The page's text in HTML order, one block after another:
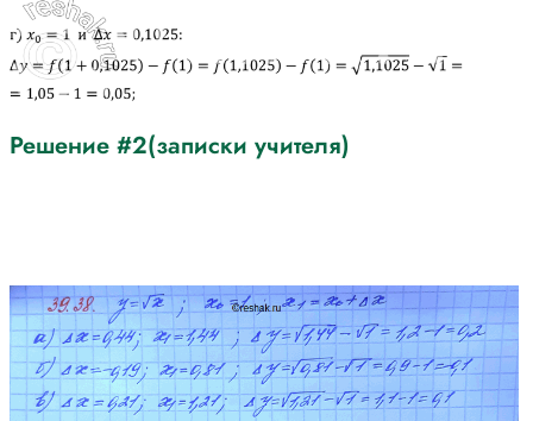
Решение #2(записки учителя)